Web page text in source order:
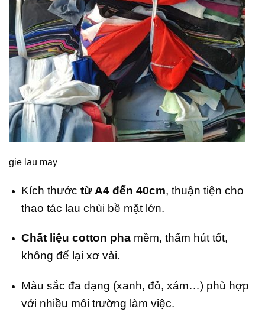
gie lau may
Kích thước từ A4 đến 40cm, thuận tiện cho
thao tác lau chùi bề mặt lớn.
Chất liệu cotton phamềm, thấm hút tốt,
không để lại xơ vải.
Màu sắc đa dạng (xanh, đỏ, xám…) phù hợp
với nhiều môi trường làm việc.